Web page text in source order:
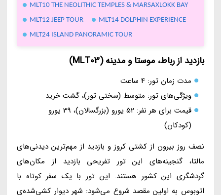
MLT10 THE NEOLITHIC TEMPLES & MARSAXLOKK BAY
MLT12 JEEP TOUR
MLT14 DOLPHIN EXPERIENCE
MLT24 ISLAND PANORAMIC TOUR
بازدید از رباط، موستا و مدینه (MLT03)
مدت زمان تور: 4 ساعت
ویژگی‌های تور: متوسط (سختی تور)، گشت خرید
قیمت برای هر نفر: 52 یورو (بزرگسالان)، 39 یورو
(کودکان)
نصف روز بیرون از کشتی کروز و بازدید از مهم‌ترین دیدنی‌های
مالتا، گنجینه‌های این تور تفریحی بازدید از مکان‌های
گردشگری این کشور هستند. این تور با یک سفر کوتاه با
اتوبوس به اولین مقصد شروع می‌شود: شهر دیوار کشی‌شده‌ی